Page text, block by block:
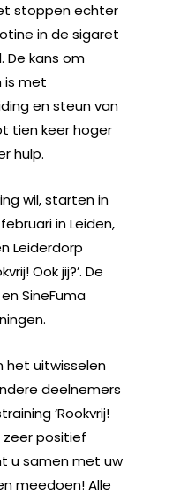
stoppen echter
in de sigaret
De kans om
is met
en steun van
tien keer hoger
hulp.
wil, starten in
in Leiden,
Leiderdorp
Ook jij?’. De
SineFuma
het uitwisselen
deelnemers
‘Rookvrij!
zeer positief
u samen met uw
meedoen! Alle